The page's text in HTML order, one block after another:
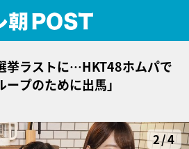
挙ラストに…HKT48ホムパで
プのために出馬」
2/4